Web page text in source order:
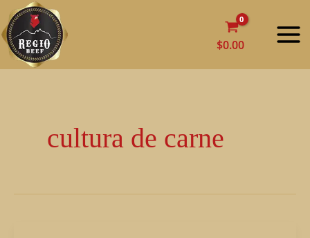
al
contenido
$0.00
cultura de carne